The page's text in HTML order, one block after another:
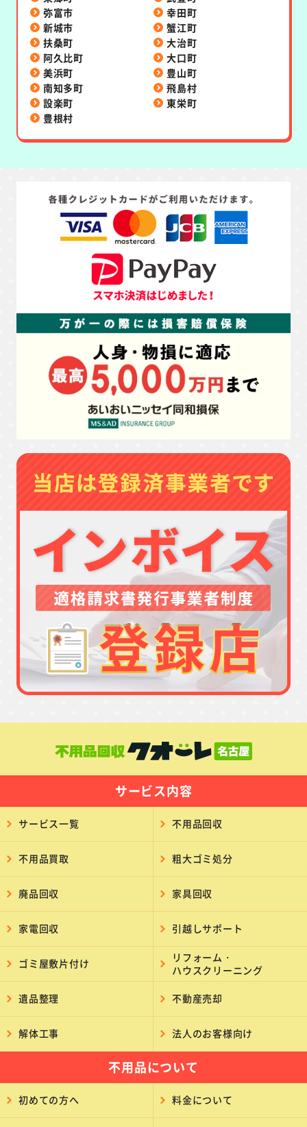
弥富市
幸田町
新城市
蟹江町
扶桑町
大治町
阿久比町
大口町
美浜町
豊山町
南知多町
飛島村
設楽町
東栄町
豊根村
サービス内容
サービス一覧 不用品回収
不用品買取 粗大ゴミ処分
廃品回収 家具回収
家電回収 引越しサポート
ゴミ屋敷片付け
リフォーム・
ハウスクリーニング
遺品整理 不動産売却
解体工事 法人のお客様向け
不用品について
初めての方へ 料金について